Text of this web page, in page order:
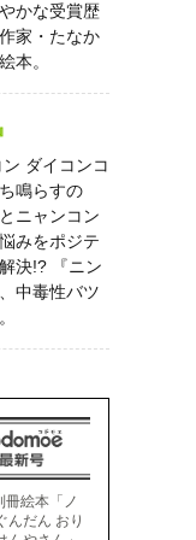
かな受賞歴
家・たなか
本。
ン ダイコンコ
鳴らすの
ニャンコン
みをポジテ
決!? 『ニン
中毒性バツ
冊絵本「ノ
んだん おり